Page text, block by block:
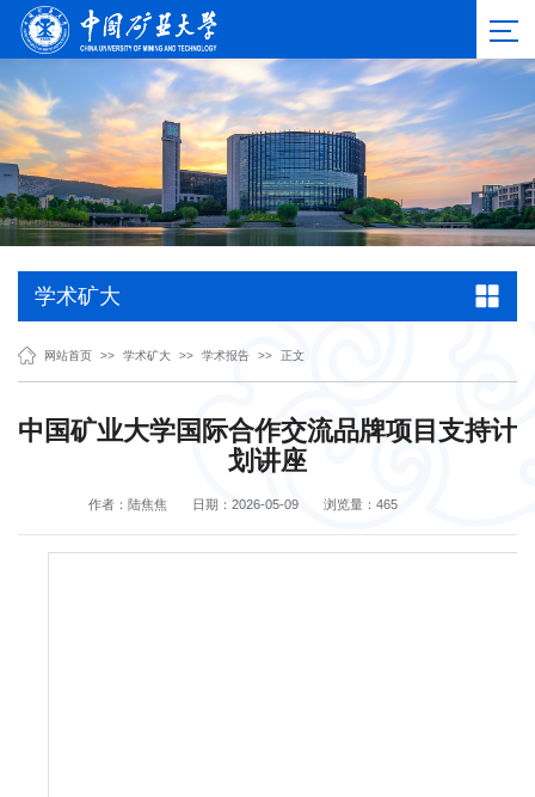
学术矿大
网站首页 >> 学术矿大 >> 学术报告 >> 正文
中国矿业大学国际合作交流品牌项目支持计
划讲座
作者：陆焦焦 日期：2026-05-09 浏览量： 465